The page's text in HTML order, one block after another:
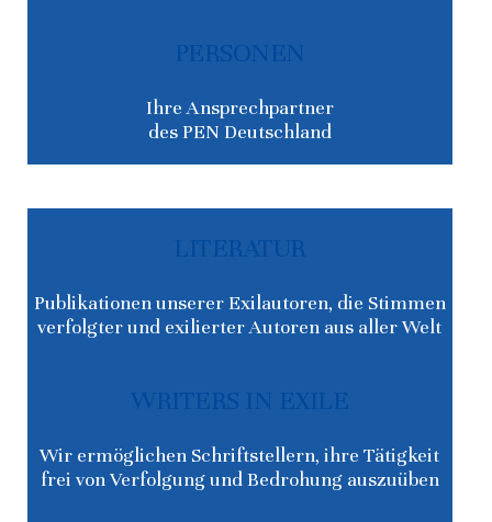
PERSONEN
Ihre Ansprechpartner
des PEN Deutschland
LITERATUR
Publikationen unserer Exilautoren, die Stimmen
verfolgter und exilierter Autoren aus aller Welt
WRITERS IN EXILE
Wir ermöglichen Schriftstellern, ihre Tätigkeit
frei von Verfolgung und Bedrohung auszuüben